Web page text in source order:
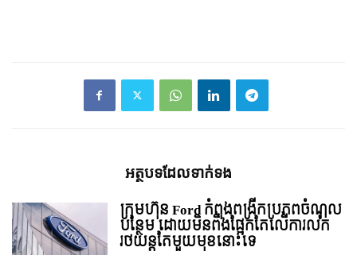
អត្ថបទ​ដែល​ទាក់ទង
ក្រុមហ៊ុន Ford កំពុងពង្រីកប្រភពចំណូល
បន្ថែម ដោយមិនពឹងផ្អែកតែលើការលក់
រថយន្ដតែមួយមុខនោះទេ